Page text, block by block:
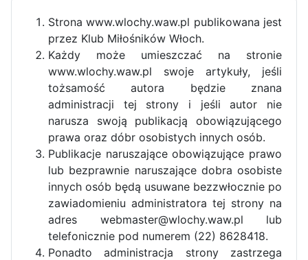
Strona www.wlochy.waw.pl publikowana jest
przez Klub Miłośników Włoch.
Każdy może umieszczać na stronie
www.wlochy.waw.pl swoje artykuły, jeśli
tożsamość autora będzie znana
administracji tej strony i jeśli autor nie
narusza swoją publikacją obowiązującego
prawa oraz dóbr osobistych innych osób.
Publikacje naruszające obowiązujące prawo
lub bezprawnie naruszające dobra osobiste
innych osób będą usuwane bezzwłocznie po
zawiadomieniu administratora tej strony na
adres webmaster@wlochy.waw.pl lub
telefonicznie pod numerem (22) 8628418.
Ponadto administracja strony zastrzega